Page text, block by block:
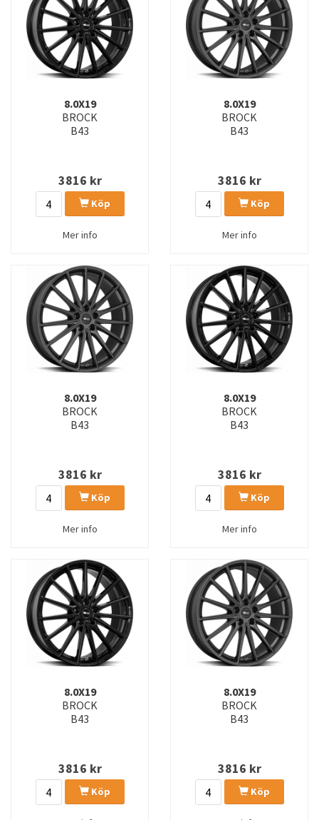
8.0X19
BROCK
B43
3816 kr
Köp
Mer info
8.0X19
BROCK
B43
3816 kr
Köp
Mer info
8.0X19
BROCK
B43
3816 kr
Köp
Mer info
8.0X19
BROCK
B43
3816 kr
Köp
Mer info
8.0X19
BROCK
B43
3816 kr
Köp
8.0X19
BROCK
B43
3816 kr
Köp